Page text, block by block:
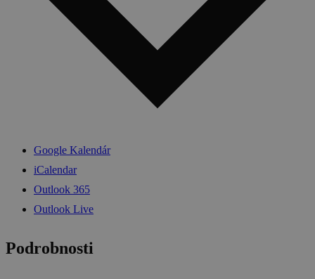
Google Kalendár
iCalendar
Outlook 365
Outlook Live
Podrobnosti